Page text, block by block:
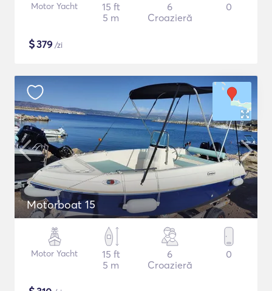
Motor Yacht
15 ft
5 m
6
Croazieră
0
$379 /zi
Motorboat 15
Motor Yacht
15 ft
5 m
6
Croazieră
0